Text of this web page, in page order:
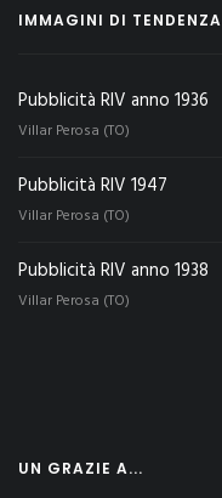
IMMAGINI DI TENDENZA
Pubblicità RIV anno 1936
Villar Perosa (TO)
Pubblicità RIV 1947
Villar Perosa (TO)
Pubblicità RIV anno 1938
Villar Perosa (TO)
UN GRAZIE A...